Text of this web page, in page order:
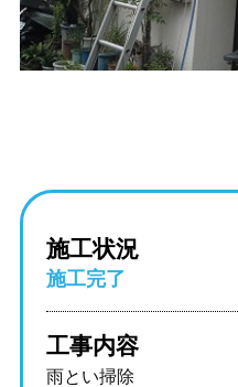
施工状況
施工完了
工事内容
雨とい掃除